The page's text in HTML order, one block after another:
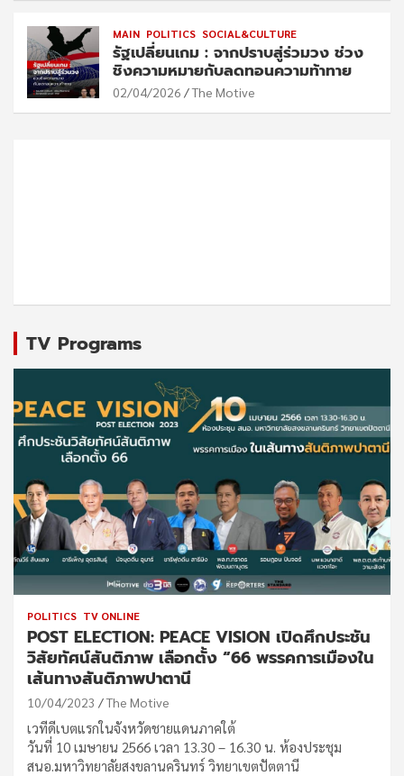
MAIN POLITICS SOCIAL&CULTURE
รัฐเปลี่ยนเกม : จากปราบสู่ร่วมวง ช่วง
ชิงความหมายกับลดทอนความท้าทาย
02/04/2026 The Motive
TV Programs
POLITICS TV ONLINE
POST ELECTION: PEACE VISION เปิดศึกประชัน
วิสัยทัศน์สันติภาพ เลือกตั้ง “66 พรรคการเมืองใน
เส้นทางสันติภาพปาตานี
10/04/2023 The Motive
เวทีดีเบตแรกในจังหวัดชายแดนภาคใต้
วันที่ 10 เมษายน 2566 เวลา 13.30 – 16.30 น. ห้องประชุม
สนอ.มหาวิทยาลัยสงขลานครินทร์ วิทยาเขตปัตตานี